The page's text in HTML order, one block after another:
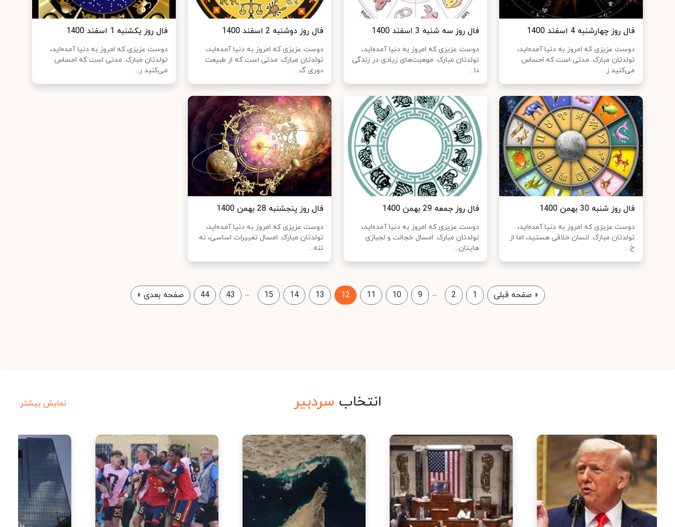
فال روز چهارشنبه 4 اسفند 1400
دوست عزیزی که امروز به دنیا آمده‌اید،
تولدتان مبارک. مدتی است که احساس
می‌کنید ز...
فال روز سه شنبه 3 اسفند 1400
دوست عزیزی که امروز به دنیا آمده‌اید،
تولدتان مبارک. موهبت‌های زیادی در زندگی
دا...
فال روز دوشنبه 2 اسفند 1400
دوست عزیزی که امروز به دنیا آمده‌اید،
تولدتان مبارک. مدتی است که از طبیعت
دوری گ...
فال روز یکشنبه 1 اسفند 1400
دوست عزیزی که امروز به دنیا آمده‌اید،
تولدتان مبارک. مدتی است که احساس
می‌کنید ر...
فال روز شنبه 30 بهمن 1400
دوست عزیزی که امروز به دنیا آمده‌اید،
تولدتان مبارک. انسان خلاقی هستید، اما از
خ...
فال روز جمعه 29 بهمن 1400
دوست عزیزی که امروز به دنیا آمده‌اید،
تولدتان مبارک. امسال خجالت و لجبازی
هایتان...
فال روز پنجشنبه 28 بهمن 1400
دوست عزیزی که امروز به دنیا آمده‌اید،
تولدتان مبارک. امسال تغییرات اساسی، نه
تنه...
« صفحه قبلی 1
2
...
9
10
11
12
13
14
15
...
43
44 صفحه بعدی »
انتخاب سردبیر نمایش بیشتر